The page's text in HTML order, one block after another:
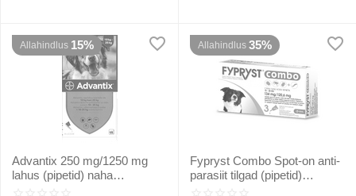
Allahindlus 15%
Advantix 250 mg/1250 mg
lahus (pipetid) naha
Allahindlus 35%
Fypryst Combo Spot-on anti-
parasiit tilgad (pipetid)